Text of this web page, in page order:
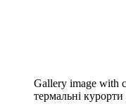
Gallery image with
термальні